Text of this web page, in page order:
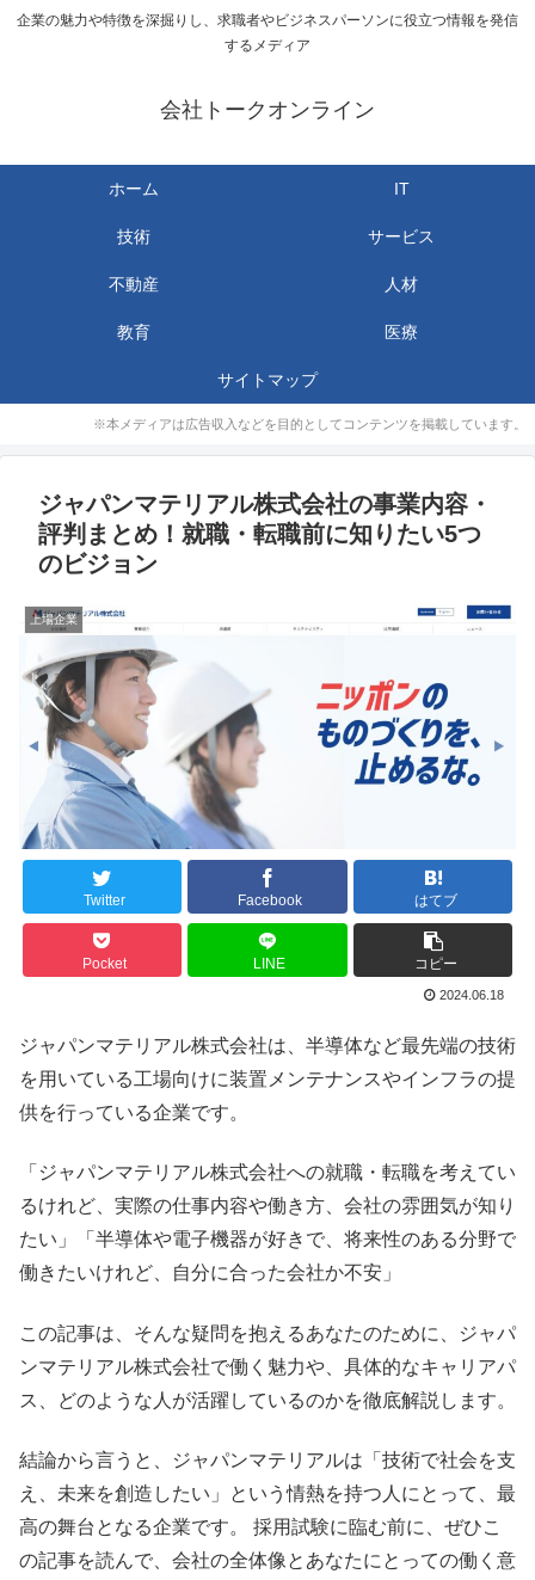
企業の魅力や特徴を深掘りし、求職者やビジネスパーソンに役立つ情報を発信
するメディア
会社トークオンライン
ホーム IT
技術 サービス
不動産 人材
教育 医療
サイトマップ
※本メディアは広告収入などを目的としてコンテンツを掲載しています。
ジャパンマテリアル株式会社の事業内容・
評判まとめ！就職・転職前に知りたい5つ
のビジョン
上場企業
Twitter Facebook はてブ
Pocket LINE コピー
2024.06.18
ジャパンマテリアル株式会社は、半導体など最先端の技術
を用いている工場向けに装置メンテナンスやインフラの提
供を行っている企業です。
「ジャパンマテリアル株式会社への就職・転職を考えてい
るけれど、実際の仕事内容や働き方、会社の雰囲気が知り
たい」「半導体や電子機器が好きで、将来性のある分野で
働きたいけれど、自分に合った会社か不安」
この記事は、そんな疑問を抱えるあなたのために、ジャパ
ンマテリアル株式会社で働く魅力や、具体的なキャリアパ
ス、どのような人が活躍しているのかを徹底解説します。
結論から言うと、ジャパンマテリアルは「技術で社会を支
え、未来を創造したい」という情熱を持つ人にとって、最
高の舞台となる企業です。 採用試験に臨む前に、ぜひこ
の記事を読んで、会社の全体像とあなたにとっての働く意